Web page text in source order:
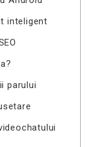
inteligent
parului